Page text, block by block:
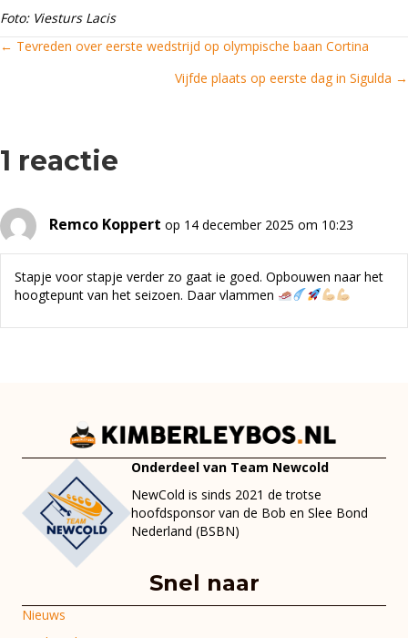
Foto: Viesturs Lacis
Posts
← Tevreden over eerste wedstrijd op olympische baan Cortina
Vijfde plaats op eerste dag in Sigulda →
1 reactie
Remco Koppert op 14 december 2025 om 10:23
Stapje voor stapje verder zo gaat ie goed. Opbouwen naar het
hoogtepunt van het seizoen. Daar vlammen
Onderdeel van Team Newcold
NewCold is sinds 2021 de trotse
hoofdsponsor van de Bob en Slee Bond
Nederland (BSBN)
Snel naar
Nieuws